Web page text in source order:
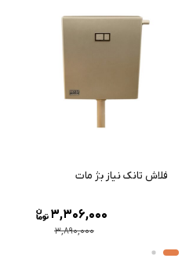
فلاش تانک نیاز بژ مات
3,890,000
3,306,000